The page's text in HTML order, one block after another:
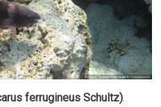
ferrugineus Schultz).